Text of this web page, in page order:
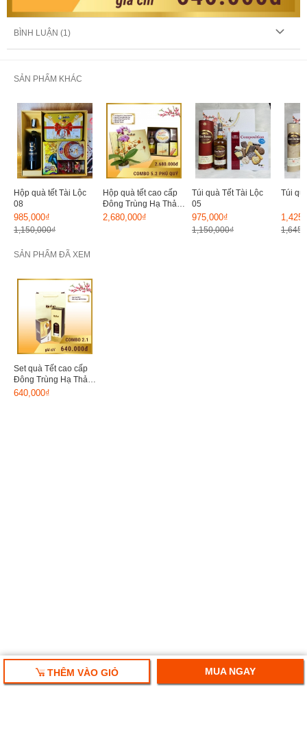
BÌNH LUẬN (1)
SẢN PHẨM KHÁC
Hộp quà tết Tài Lộc
08
985,000₫
1,150,000₫
Hộp quà tết cao cấp
Đông Trùng Hạ Thảo
Biofun 03
2,680,000₫
Túi quà Tết Tài Lộc
05
975,000₫
1,150,000₫
Túi
SẢN PHẨM ĐÃ XEM
Set quà Tết cao cấp
Đông Trùng Hạ Thảo
Biofun 02
640,000₫
THÊM VÀO GIỎ MUA NGAY